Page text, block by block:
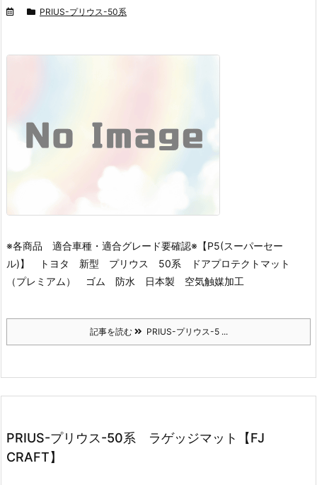
PRIUS-プリウス-50系
※各商品 適合車種・適合グレード要確認※ 【P5(スーパーセー
ル)】 トヨタ 新型 プリウス 50系 ドアプロテクトマット
（プレミアム） ゴム 防水 日本製 空気触媒加工
記事を読む PRIUS-プリウス-5 ...
PRIUS-プリウス-50系 ラゲッジマット【FJ
CRAFT】